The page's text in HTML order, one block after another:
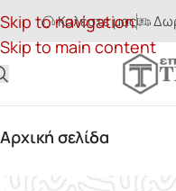
Skip to navigation
Skip to main content
Καλέστε μας
Αρχική σελίδα